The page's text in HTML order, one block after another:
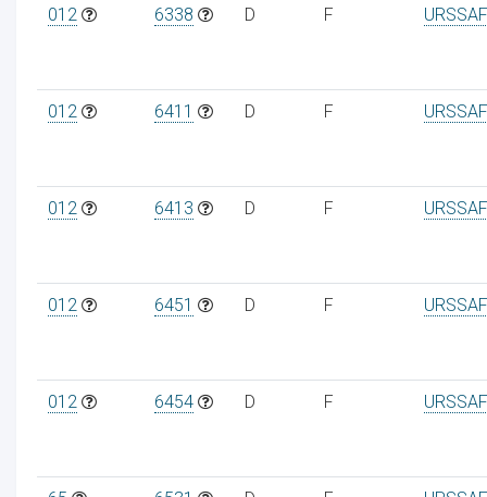
012 6338 D F
012 6411 D F
012 6413 D F
012 6451 D F
012 6454 D F